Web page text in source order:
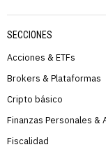
SECCIONES
Acciones & ETFs
Brokers & Plataformas
Cripto básico
Finanzas Personales &
Fiscalidad